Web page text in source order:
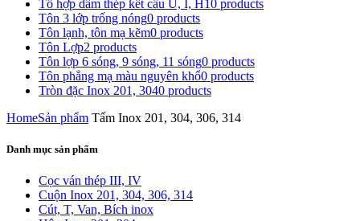
Tổ hợp dầm thép kết cấu U, I, H 10 products
Tôn 3 lớp trống nóng0 products
Tôn lạnh, tôn mạ kẽm0 products
Tôn Lợp2 products
Tôn lợp 6 sóng, 9 sóng, 11 sóng0 products
Tôn phẳng mạ màu nguyên khổ0 products
Tròn đặc Inox 201, 3040 products
HomeSản phẩm Tấm Inox 201, 304, 306, 314
Danh mục sản phẩm
Cọc ván thép III, IV
Cuộn Inox 201, 304, 306, 314
Cút, T, Van, Bích inox